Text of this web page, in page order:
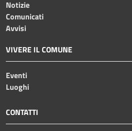
Notizie
Comunicati
Avvisi
VIVERE IL COMUNE
Eventi
Luoghi
CONTATTI